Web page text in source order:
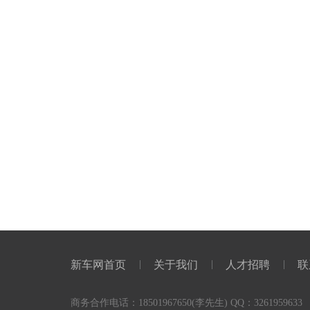
新车网首页 关于我们 人才招聘
商务合作电话：18501967650(李先生) QQ：3261959633